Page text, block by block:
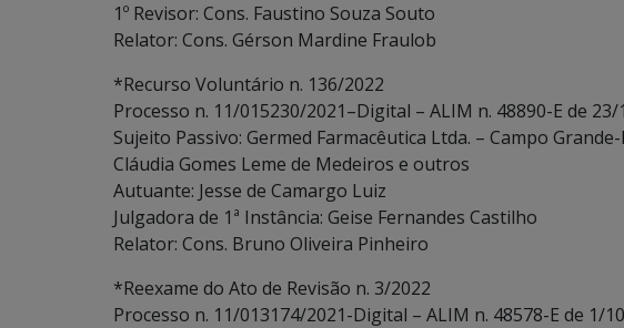
1º Revisor: Cons. Faustino Souza Souto
Relator: Cons. Gérson Mardine Fraulob
*Recurso Voluntário n. 136/2022
Processo n. 11/015230/2021–Digital – ALIM n. 48890-E de 23/
Sujeito Passivo: Germed Farmacêutica Ltda. – Campo
Cláudia Gomes Leme de Medeiros e outros
Autuante: Jesse de Camargo Luiz
Julgadora de 1ª Instância: Geise Fernandes Castilho
Relator: Cons. Bruno Oliveira Pinheiro
*Reexame do Ato de Revisão n. 3/2022
Processo n. 11/013174/2021-Digital – ALIM n. 48578-E de 1/